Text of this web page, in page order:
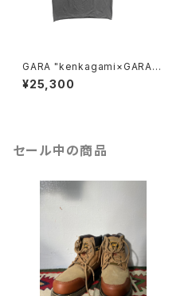
GARA "kenkagami×GARA L
AYER SLEEVE T-SHIRT"(GR
AY×BLACK)
¥25,300
セール中の商品